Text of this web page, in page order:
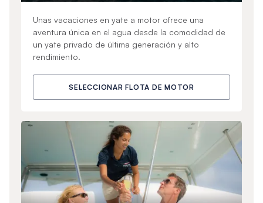
Unas vacaciones en yate a motor ofrece una
aventura única en el agua desde la comodidad de
un yate privado de última generación y alto
rendimiento.
SELECCIONAR FLOTA DE MOTOR